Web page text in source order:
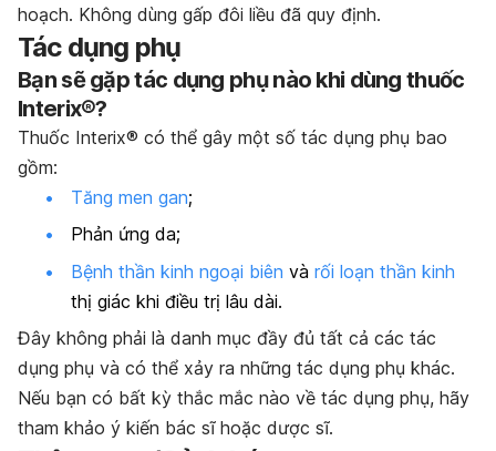
hoạch. Không dùng gấp đôi liều đã quy định.
Tác dụng phụ
Bạn sẽ gặp tác dụng phụ nào khi dùng thuốc
Interix®?
Thuốc Interix® có thể gây một số tác dụng phụ bao
gồm:
Tăng men gan;
Phản ứng da;
Bệnh thần kinh ngoại biên và rối loạn thần kinh
thị giác khi điều trị lâu dài.
Đây không phải là danh mục đầy đủ tất cả các tác
dụng phụ và có thể xảy ra những tác dụng phụ khác.
Nếu bạn có bất kỳ thắc mắc nào về tác dụng phụ, hãy
tham khảo ý kiến bác sĩ hoặc dược sĩ.